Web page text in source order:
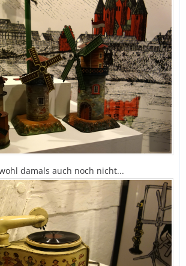
damals auch noch nicht...